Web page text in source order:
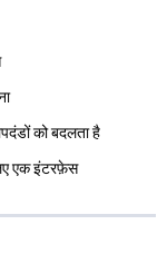
को बदलता है
एक इंटरफ़ेस